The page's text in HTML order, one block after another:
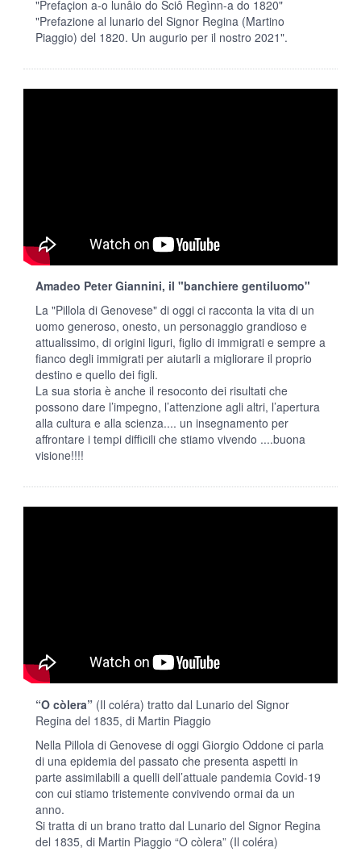
"Prefaçion a-o lunâio do Sciô Regìnn-a do 1820"
"Prefazione al lunario del Signor Regina (Martino
Piaggio) del 1820. Un augurio per il nostro 2021".
Amadeo Peter Giannini, il "banchiere gentiluomo"
La "Pillola di Genovese" di oggi ci racconta la vita di un
uomo generoso, onesto, un personaggio grandioso e
attualissimo, di origini liguri, figlio di immigrati e sempre a
fianco degli immigrati per aiutarli a migliorare il proprio
destino e quello dei figli.
La sua storia è anche il resoconto dei risultati che
possono dare l’impegno, l’attenzione agli altri, l’apertura
alla cultura e alla scienza.... un insegnamento per
affrontare i tempi difficili che stiamo vivendo ....buona
visione!!!!
“O còlera” (Il coléra) tratto dal Lunario del Signor
Regina del 1835, di Martin Piaggio
Nella Pillola di Genovese di oggi Giorgio Oddone ci parla
di una epidemia del passato che presenta aspetti in
parte assimilabili a quelli dell’attuale pandemia Covid-19
con cui stiamo tristemente convivendo ormai da un
anno.
Si tratta di un brano tratto dal Lunario del Signor Regina
del 1835, di Martin Piaggio “O còlera” (Il coléra)